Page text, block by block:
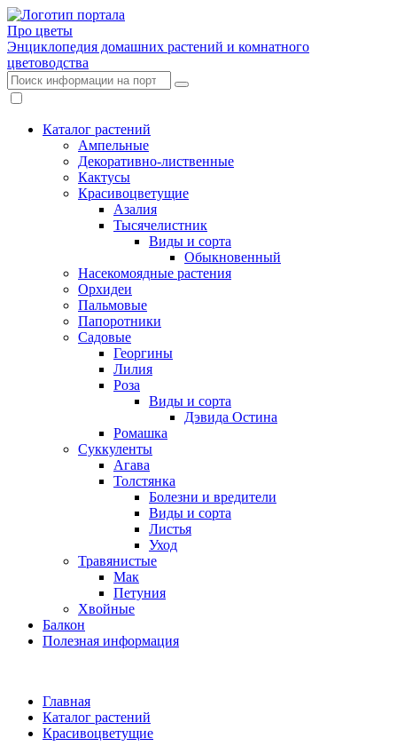
Про цветы
Энциклопедия домашних растений и комнатного
цветоводства
Каталог растений
Ампельные
Декоративно-лиственные
Кактусы
Красивоцветущие
Азалия
Тысячелистник
Виды и сорта
Обыкновенный
Насекомоядные растения
Орхидеи
Пальмовые
Папоротники
Садовые
Георгины
Лилия
Роза
Виды и сорта
Дэвида Остина
Ромашка
Суккуленты
Агава
Толстянка
Болезни и вредители
Виды и сорта
Листья
Уход
Травянистые
Мак
Петуния
Хвойные
Балкон
Полезная информация
Главная
Каталог растений
Красивоцветущие